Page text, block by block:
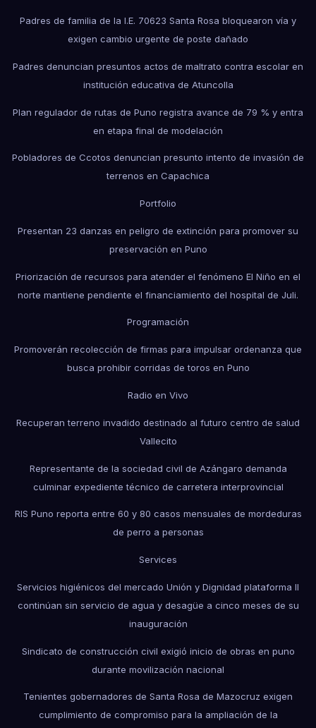
Padres de familia de la I.E. 70623 Santa Rosa bloquearon vía y
exigen cambio urgente de poste dañado
Padres denuncian presuntos actos de maltrato contra escolar en
institución educativa de Atuncolla
Plan regulador de rutas de Puno registra avance de 79 % y entra
en etapa final de modelación
Pobladores de Ccotos denuncian presunto intento de invasión de
terrenos en Capachica
Portfolio
Presentan 23 danzas en peligro de extinción para promover su
preservación en Puno
Priorización de recursos para atender el fenómeno El Niño en el
norte mantiene pendiente el financiamiento del hospital de Juli.
Programación
Promoverán recolección de firmas para impulsar ordenanza que
busca prohibir corridas de toros en Puno
Radio en Vivo
Recuperan terreno invadido destinado al futuro centro de salud
Vallecito
Representante de la sociedad civil de Azángaro demanda
culminar expediente técnico de carretera interprovincial
RIS Puno reporta entre 60 y 80 casos mensuales de mordeduras
de perro a personas
Services
Servicios higiénicos del mercado Unión y Dignidad plataforma II
continúan sin servicio de agua y desagüe a cinco meses de su
inauguración
Sindicato de construcción civil exigió inicio de obras en puno
durante movilización nacional
Tenientes gobernadores de Santa Rosa de Mazocruz exigen
cumplimiento de compromiso para la ampliación de la